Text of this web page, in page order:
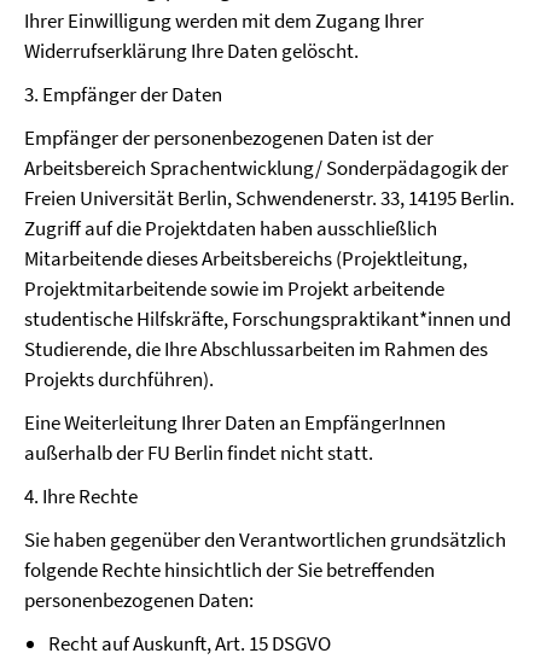
Ihrer Einwilligung werden mit dem Zugang Ihrer
Widerrufserklärung Ihre Daten gelöscht.
3. Empfänger der Daten
Empfänger der personenbezogenen Daten ist der
Arbeitsbereich Sprachentwicklung/ Sonderpädagogik der
Freien Universität Berlin, Schwendenerstr. 33, 14195 Berlin.
Zugriff auf die Projektdaten haben ausschließlich
Mitarbeitende dieses Arbeitsbereichs (Projektleitung,
Projektmitarbeitende sowie im Projekt arbeitende
studentische Hilfskräfte, Forschungspraktikant*innen und
Studierende, die Ihre Abschlussarbeiten im Rahmen des
Projekts durchführen).
Eine Weiterleitung Ihrer Daten an EmpfängerInnen
außerhalb der FU Berlin findet nicht statt.
4. Ihre Rechte
Sie haben gegenüber den Verantwortlichen grundsätzlich
folgende Rechte hinsichtlich der Sie betreffenden
personenbezogenen Daten:
Recht auf Auskunft, Art. 15 DSGVO